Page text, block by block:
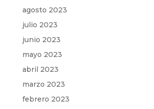
agosto 2023
julio 2023
junio 2023
mayo 2023
abril 2023
marzo 2023
febrero 2023